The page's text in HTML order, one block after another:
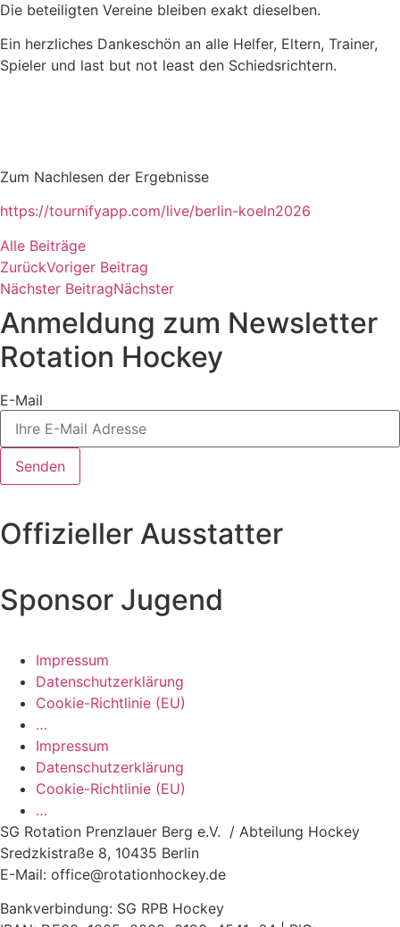
Die beteiligten Vereine bleiben exakt dieselben.
Ein herzliches Dankeschön an alle Helfer, Eltern, Trainer,
Spieler und last but not least den Schiedsrichtern.
Zum Nachlesen der Ergebnisse
https://tournifyapp.com/live/berlin-koeln2026
Alle Beiträge
ZurückVoriger Beitrag
Nächster BeitragNächster
Anmeldung zum Newsletter
Rotation Hockey
E-Mail
Senden
Offizieller Ausstatter
Sponsor Jugend
Impressum
Datenschutzerklärung
Cookie-Richtlinie (EU)
…
Impressum
Datenschutzerklärung
Cookie-Richtlinie (EU)
…
SG Rotation Prenzlauer Berg e.V. / Abteilung Hockey
Sredzkistraße 8, 10435 Berlin
E-Mail: office@rotationhockey.de
Bankverbindung: SG RPB Hockey